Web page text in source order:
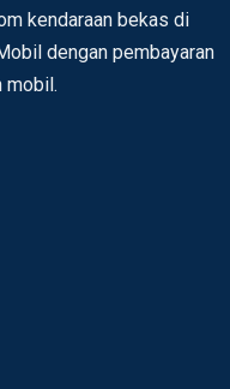
kendaraan bekas di
dengan pembayaran
mobil.